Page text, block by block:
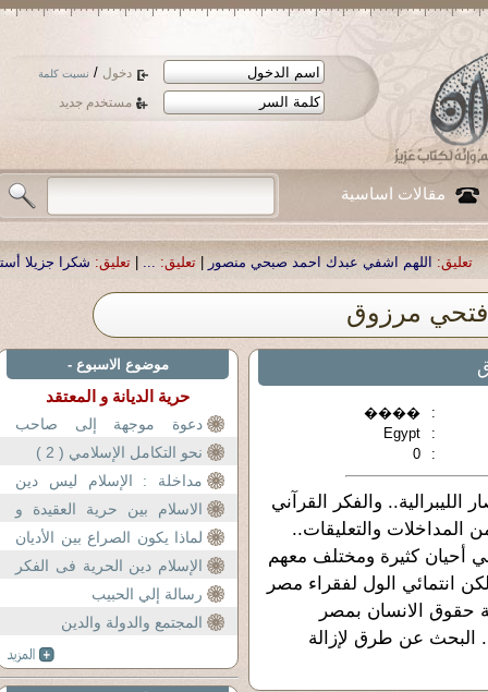
دخول / نسيت كلمة
مستخدم جديد
مقالات اساسية
عبدك احمد صبحي منصور| تعليق: ...
|تعليق: شكرا جزيلا أستاذ حمد الحمد
فتحي مرزوق
:
����
:
Egypt
:
0
والفكر القرآني
المداخلات والتعليقات..
أحيان كثيرة ومختلف معهم
انتمائي الول لفقراء مصر
حقوق الانسان بمصر
البحث عن طرق لإزالة
موضوع الاسبوع -
حرية الديانة و المعتقد
دعوة موجهة إلى صاحب
الدعوة خادم الحرمين
نحو التكامل الإسلامي ( 2 )
مداخلة : الإسلام ليس دين
عنف
الاسلام بين حرية العقيدة و
سيوف التكفير و الردة
لماذا يكون الصراع بين الأديان
و الملل و المذاهب و الأفراد؟
الإسلام دين الحرية فى الفكر
والعقيدة
رسالة إلي الحبيب
المجتمع والدولة والدين